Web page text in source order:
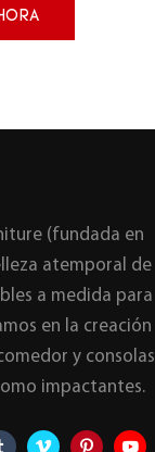
(fundada en
atemporal de
a medida para
en la creación
y consolas
impactantes.